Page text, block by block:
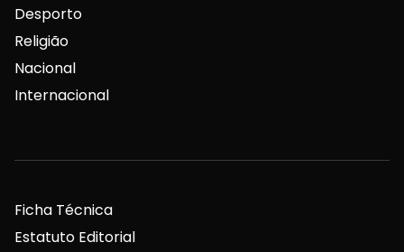
Desporto
Religião
Nacional
Internacional
Ficha Técnica
Estatuto Editorial